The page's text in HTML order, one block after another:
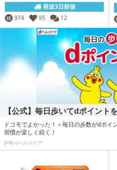
発送3日前後
残 974 95 12
【公式】毎日歩いてdポイント
ドコモでよかった！＜毎日の歩数がdポイ
習慣が楽しく続く！
[PR] dヘルスケア